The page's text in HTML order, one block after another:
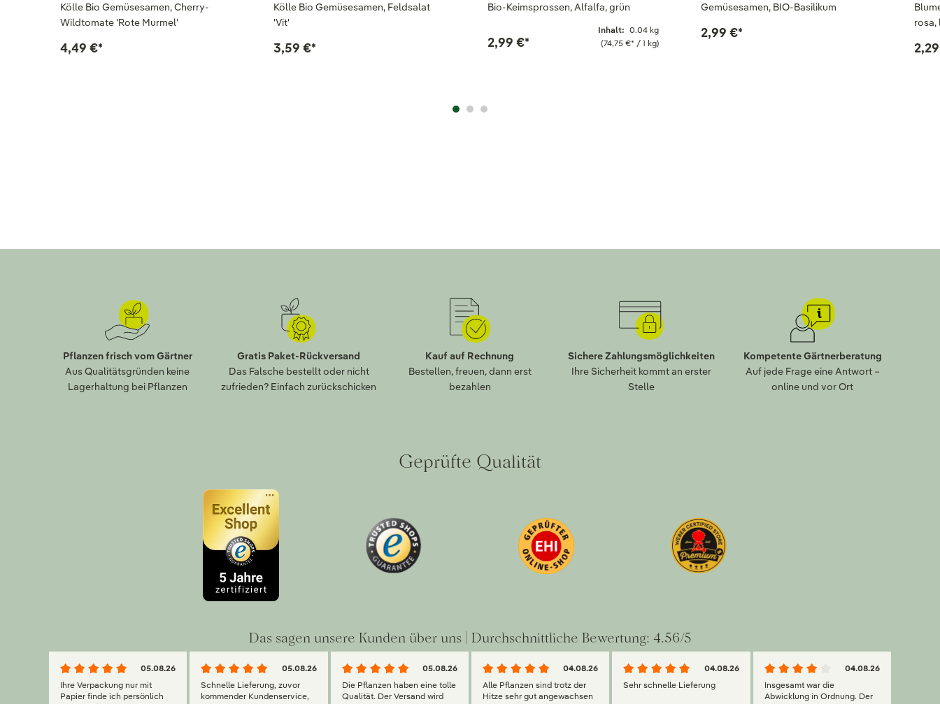
Kölle Bio Gemüsesamen, Cherry-
Wildtomate 'Rote Murmel'
4,49 €*
Kölle Bio Gemüsesamen, Feldsalat
'Vit'
3,59 €*
Bio-Keimsprossen, Alfalfa, grün
Inhalt: 0.04 kg
(74,75 €* / 1 kg)
2,99 €*
Gemüsesamen, BIO-Basilikum
2,99 €*
rosa,
Pflanzen frisch vom Gärtner
Aus Qualitätsgründen keine
Lagerhaltung bei Pflanzen
Gratis Paket-Rückversand
Das Falsche bestellt oder nicht
zufrieden? Einfach zurückschicken
Kauf auf Rechnung
Bestellen, freuen, dann erst
bezahlen
Sichere Zahlungsmöglichkeiten
Ihre Sicherheit kommt an erster
Stelle
Kompetente Gärtnerberatung
Auf jede Frage eine Antwort –
online und vor Ort
Geprüfte Qualität
Das sagen unsere Kunden über uns | Durchschnittliche Bewertung: 4.56/5
05.08.26
Ihre Verpackung nur mit
Papier finde ich persönlich
05.08.26
Schnelle Lieferung, zuvor
kommender Kundenservice,
05.08.26
Die Pflanzen haben eine tolle
Qualität. Der Versand wird
04.08.26
Alle Pflanzen sind trotz der
Hitze sehr gut angewachsen
04.08.26
Sehr schnelle Lieferung
04.08.26
Insgesamt war die
Abwicklung in Ordnung. Der